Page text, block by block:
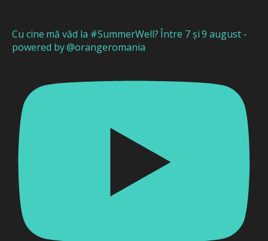
Cu cine mă văd la #SummerWell? Între 7 și 9 august -
powered by @orangeromania